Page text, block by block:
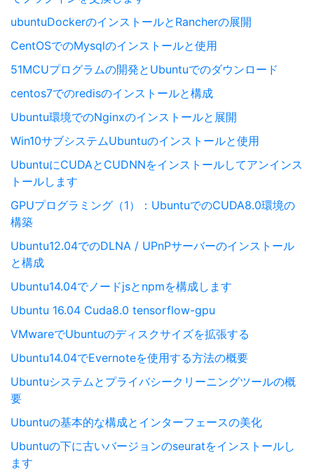
ubuntuDockerのインストールとRancherの展開
CentOSでのMysqlのインストールと使用
51MCUプログラムの開発とUbuntuでのダウンロード
centos7でのredisのインストールと構成
Ubuntu環境でのNginxのインストールと展開
Win10サブシステムUbuntuのインストールと使用
UbuntuにCUDAとCUDNNをインストールしてアンインス
トールします
GPUプログラミング（1）：UbuntuでのCUDA8.0環境の
構築
Ubuntu12.04でのDLNA / UPnPサーバーのインストール
と構成
Ubuntu14.04でノードjsとnpmを構成します
Ubuntu 16.04 Cuda8.0 tensorflow-gpu
VMwareでUbuntuのディスクサイズを拡張する
Ubuntu14.04でEvernoteを使用する方法の概要
Ubuntuシステムとプライバシークリーニングツールの概
要
Ubuntuの基本的な構成とインターフェースの美化
Ubuntuの下に古いバージョンのseuratをインストールし
ます